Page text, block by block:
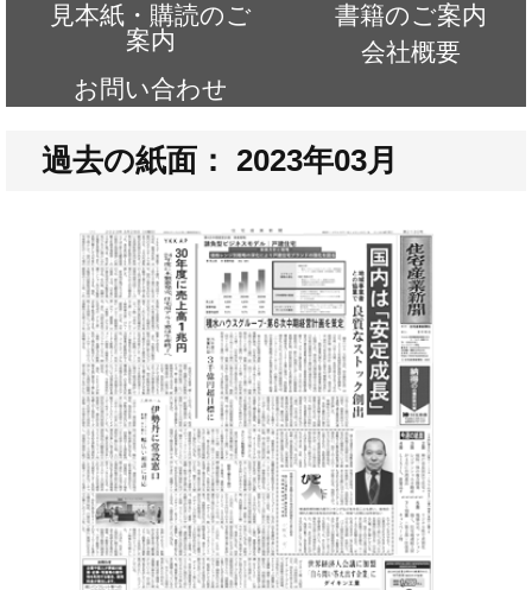
見本紙・購読のご
案内
書籍のご案内
会社概要
お問い合わせ
過去の紙面： 2023年03月